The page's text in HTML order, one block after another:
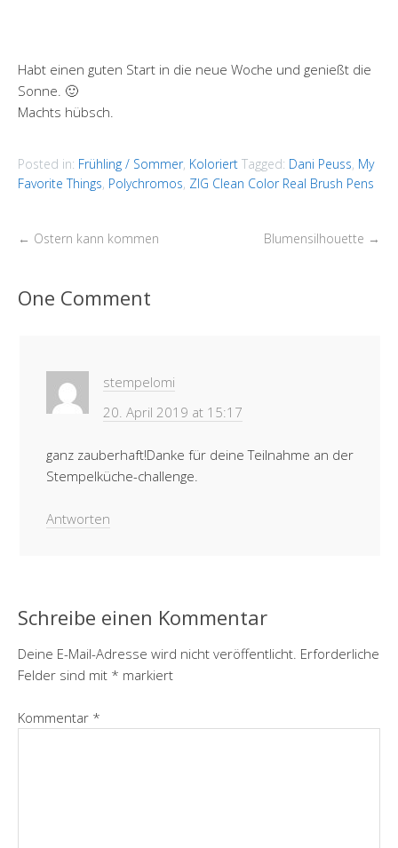
Habt einen guten Start in die neue Woche und genießt die
Sonne. 🙂
Machts hübsch.
Posted in: Frühling / Sommer, Koloriert Tagged: Dani Peuss, My
Favorite Things, Polychromos, ZIG Clean Color Real Brush Pens
← Ostern kann kommen Blumensilhouette →
One Comment
stempelomi
20. April 2019 at 15:17
ganz zauberhaft!Danke für deine Teilnahme an der
Stempelküche-challenge.
Antworten
Schreibe einen Kommentar
Deine E-Mail-Adresse wird nicht veröffentlicht. Erforderliche
Felder sind mit * markiert
Kommentar *